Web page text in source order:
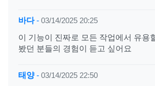
바다- 03/14/2025 20:25
이 기능이 진짜로 모든 작업에서 유용
봤던 분들의 경험이 듣고 싶어요
태양- 03/14/2025 22:50